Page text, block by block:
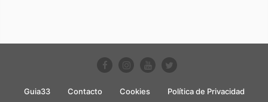
Guia33 Contacto Cookies Política de Privacidad